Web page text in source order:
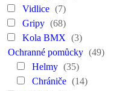
Vidlice (7)
Gripy (68)
Kola BMX (3)
Ochranné pomůcky (49)
Helmy (35)
Chrániče (14)